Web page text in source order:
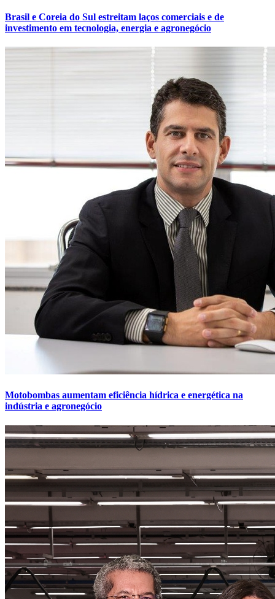
Brasil e Coreia do Sul estreitam laços comerciais e de
investimento em tecnologia, energia e agronegócio
Motobombas aumentam eficiência hídrica e energética na
indústria e agronegócio